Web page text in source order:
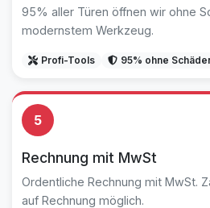
95% aller Türen öffnen wir ohne
modernstem Werkzeug.
Profi-Tools 95% ohne
5
Rechnung mit MwSt
Ordentliche Rechnung mit MwSt.
auf Rechnung möglich.